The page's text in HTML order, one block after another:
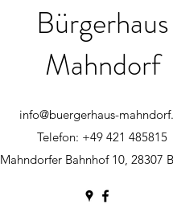
Bürgerhaus
Mahndorf
info@buergerhaus-
Telefon: +49 421 485815
Mahndorfer Bahnhof 10, 28307